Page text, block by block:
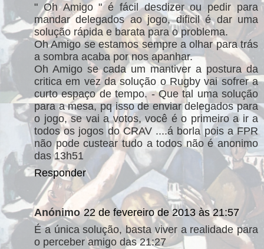
" Oh Amigo " é fácil desdizer ou pedir para
mandar delegados ao jogo, dificil é dar uma
solução rápida e barata para o problema.
Oh Amigo se estamos sempre a olhar para trás
a sombra acaba por nos apanhar.
Oh Amigo se cada um mantiver a postura da
critica em vez da solução o Rugby vai sofrer a
curto espaço de tempo. - Que tal uma solução
para a mesa, pq isso de enviar delegados para
o jogo, se vai a votos, você é o primeiro a ir a
todos os jogos do CRAV ....á borla pois a FPR
não pode custear tudo a todos não é anonimo
das 13h51
Responder
Anónimo 22 de fevereiro de 2013 às 21:57
É a única solução, basta viver a realidade para
o perceber amigo das 21:27